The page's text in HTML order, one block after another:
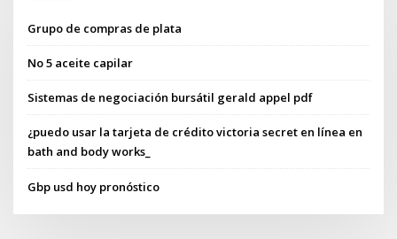
Grupo de compras de plata
No 5 aceite capilar
Sistemas de negociación bursátil gerald appel pdf
¿puedo usar la tarjeta de crédito victoria secret en línea en
bath and body works_
Gbp usd hoy pronóstico